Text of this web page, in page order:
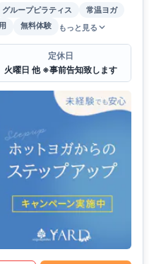
グループピラティス
常温ヨガ
無料体験 もっと見る
定休日
火曜日 他 ※事前告知致します